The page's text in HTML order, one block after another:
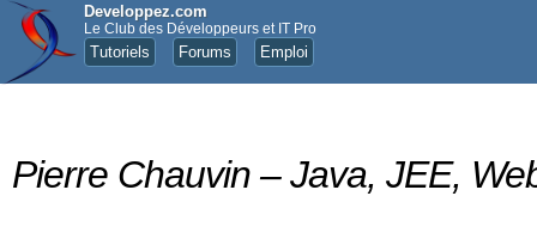
Developpez.com
Le Club des Développeurs et IT Pro
Tutoriels Forums Emploi
Pierre Chauvin – Java, JEE,